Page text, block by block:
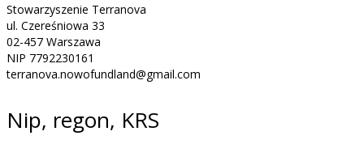
Stowarzyszenie Terranova
ul. Czereśniowa 33
02-457 Warszawa
NIP 7792230161
terranova.nowofundland@gmail.com
Nip, regon, KRS